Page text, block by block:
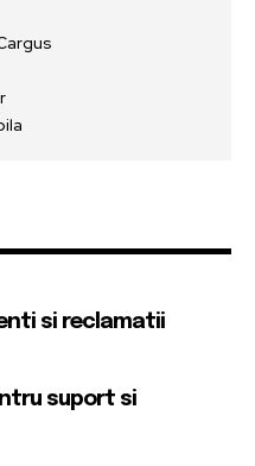
si reclamatii
suport si